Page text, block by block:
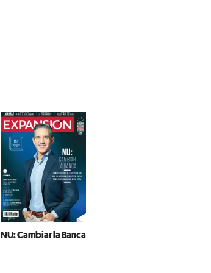
NU: Cambiar la Banca